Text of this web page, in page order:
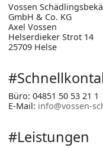
Vossen
GmbH & Co. KG
Axel Vossen
Helserdieker Strot 14
25709 Helse
#
Büro: 04851 50 53 21 1
E-Mail: info@vossen-
#Leistungen